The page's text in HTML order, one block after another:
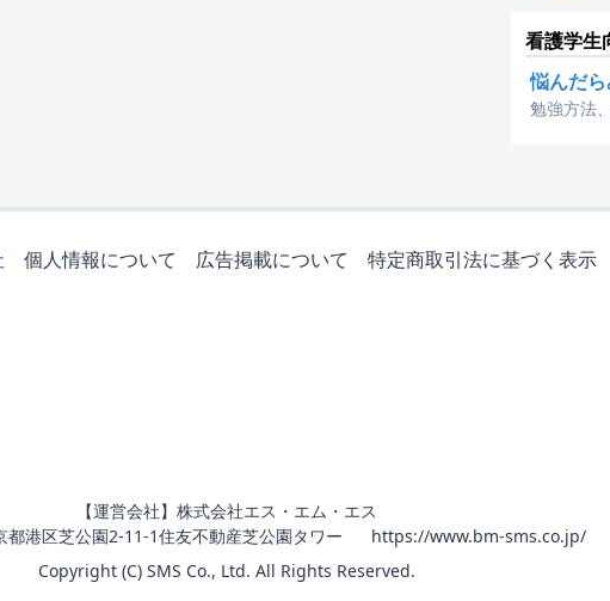
看護学生
悩んだ
勉強方法
個人情報について 広告掲載について 特定商取引法に基づく表示
【運営会社】株式会社エス・エム・エス
港区芝公園2-11-1住友不動産芝公園タワー
https://www.bm-sms.co.jp/
Copyright (C) SMS Co., Ltd. All Rights Reserved.